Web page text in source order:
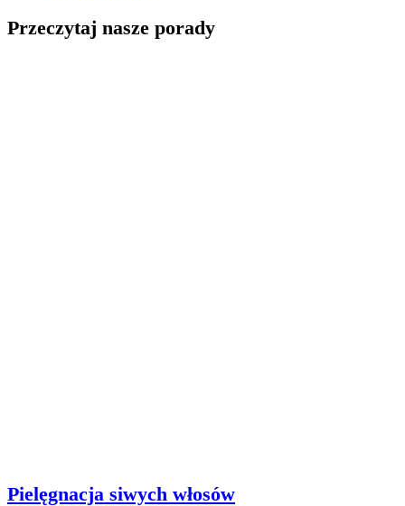
Przeczytaj nasze porady
Pielęgnacja siwych włosów